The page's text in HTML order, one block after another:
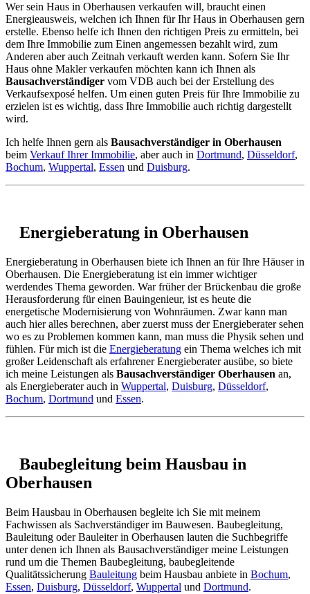
Wer sein Haus in Oberhausen verkaufen will, braucht einen
Energieausweis, welchen ich Ihnen für Ihr Haus in Oberhausen gern
erstelle. Ebenso helfe ich Ihnen den richtigen Preis zu ermitteln, bei
dem Ihre Immobilie zum Einen angemessen bezahlt wird, zum
Anderen aber auch Zeitnah verkauft werden kann. Sofern Sie Ihr
Haus ohne Makler verkaufen möchten kann ich Ihnen als
Bausachverständiger vom VDB auch bei der Erstellung des
Verkaufsexposé helfen. Um einen guten Preis für Ihre Immobilie zu
erzielen ist es wichtig, dass Ihre Immobilie auch richtig dargestellt
wird.
Ich helfe Ihnen gern als Bausachverständiger in Oberhausen
beim Verkauf Ihrer Immobilie, aber auch in Dortmund, Düsseldorf,
Bochum, Wuppertal, Essen und Duisburg.
Energieberatung in Oberhausen
Energieberatung in Oberhausen biete ich Ihnen an für Ihre Häuser in
Oberhausen. Die Energieberatung ist ein immer wichtiger
werdendes Thema geworden. War früher der Brückenbau die große
Herausforderung für einen Bauingenieur, ist es heute die
energetische Modernisierung von Wohnräumen. Zwar kann man
auch hier alles berechnen, aber zuerst muss der Energieberater sehen
wo es zu Problemen kommen kann, man muss die Physik sehen und
fühlen. Für mich ist die Energieberatung ein Thema welches ich mit
großer Leidenschaft als erfahrener Energieberater ausübe, so biete
ich meine Leistungen als Bausachverständiger Oberhausen an,
als Energieberater auch in Wuppertal, Duisburg, Düsseldorf,
Bochum, Dortmund und Essen.
Baubegleitung beim Hausbau in
Oberhausen
Beim Hausbau in Oberhausen begleite ich Sie mit meinem
Fachwissen als Sachverständiger im Bauwesen. Baubegleitung,
Bauleitung oder Bauleiter in Oberhausen lauten die Suchbegriffe
unter denen ich Ihnen als Bausachverständiger meine Leistungen
rund um die Themen Baubegleitung, baubegleitende
Qualitätssicherung Bauleitung beim Hausbau anbiete in Bochum,
Essen, Duisburg, Düsseldorf, Wuppertal und Dortmund.